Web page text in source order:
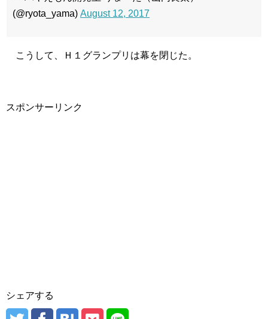
(@ryota_yama) August 12, 2017
こうして、Ｈ１グランプリは幕を閉じた。
スポンサーリンク
シェアする